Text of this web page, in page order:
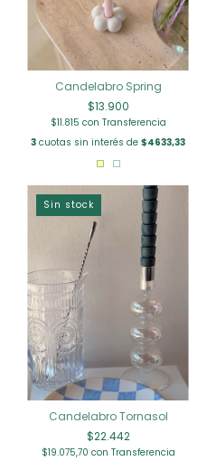
Candelabro Spring
$13.900
$11.815 con Transferencia
3 cuotas sin interés de $4633,33
Sin stock
Candelabro Tornasol
$22.442
$19.075,70 con Transferencia